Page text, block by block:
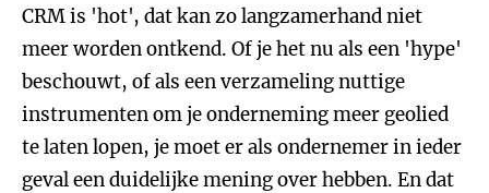
CRM is 'hot', dat kan zo langzamerhand niet
meer worden ontkend. Of je het nu als een 'hype'
beschouwt, of als een verzameling nuttige
instrumenten om je onderneming meer geolied
te laten lopen, je moet er als ondernemer in ieder
geval een duidelijke mening over hebben. En dat